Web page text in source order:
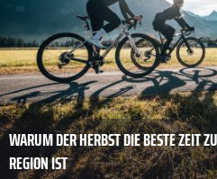
WARUM DER HERBST DIE BESTE ZEIT
REGION IST